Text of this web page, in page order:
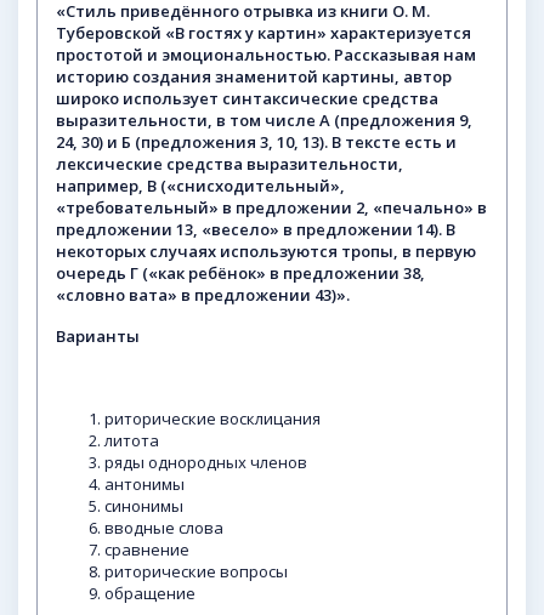
«Стиль приведённого отрывка из книги О. М.
Туберовской «В гостях у картин» характеризуется
простотой и эмоциональностью. Рассказывая нам
историю создания знаменитой картины, автор
широко использует синтаксические средства
выразительности, в том числе А (предложения 9,
24, 30) и Б (предложения 3, 10, 13). В тексте есть и
лексические средства выразительности,
например, В («снисходительный»,
«требовательный» в предложении 2, «печально» в
предложении 13, «весело» в предложении 14). В
некоторых случаях используются тропы, в первую
очередь Г («как ребёнок» в предложении 38,
«словно вата» в предложении 43)».
Варианты
риторические восклицания
литота
ряды однородных членов
антонимы
синонимы
вводные слова
сравнение
риторические вопросы
обращение